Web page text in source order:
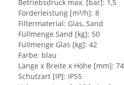
Betriebsdruck max. [bar]: 1,5
Förderleistung [m³/h]: 8
Filtermaterial: Glas, Sand
Füllmenge Sand [kg]: 50
Füllmenge Glas [kg]: 42
Farbe: blau
Länge x Breite x Höhe [mm]:
Schutzart [IP]: IP55